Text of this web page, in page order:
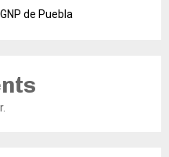
de Puebla